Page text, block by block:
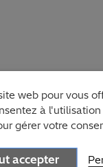
web pour vous
à
gérer votre
accepter